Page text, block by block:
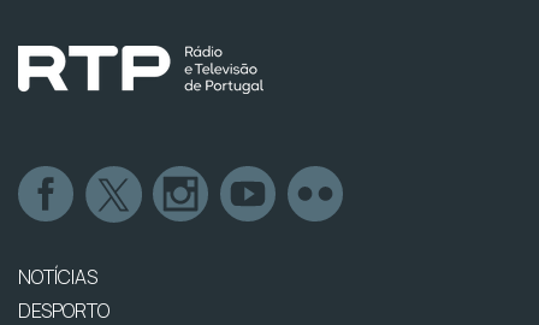
NOTÍCIAS
DESPORTO